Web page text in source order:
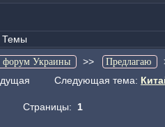
Темы
форум Украины >> Предлагаю
Следующая тема:
Страницы: 1